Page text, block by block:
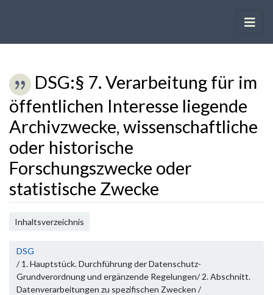
DSG:§ 7. Verarbeitung für im
öffentlichen Interesse liegende
Archivzwecke, wissenschaftliche
oder historische
Forschungszwecke oder
statistische Zwecke
Wechseln zu:Navigation
Inhaltsverzeichnis
DSG
/ 1. Hauptstück. Durchführung der Datenschutz-
Grundverordnung und ergänzende Regelungen/ 2. Abschnitt.
Datenverarbeitungen zu spezifischen Zwecken /